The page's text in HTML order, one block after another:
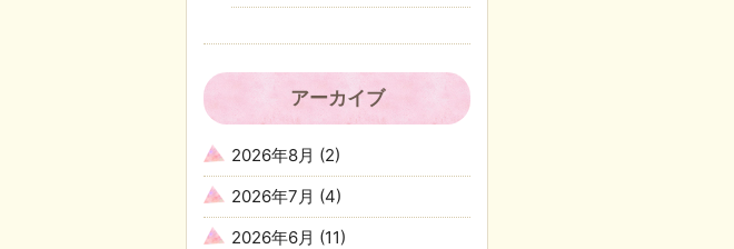
アーカイブ
2026年8月 (2)
2026年7月 (4)
2026年6月 (11)